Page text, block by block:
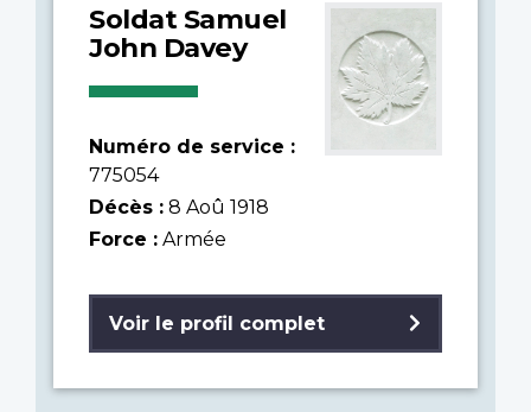
Soldat Samuel
John Davey
Numéro de service :
775054
Décès : 8 Aoû 1918
Force : Armée
Voir le profil complet